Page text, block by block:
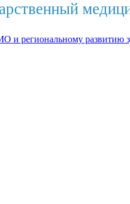
и региональному развитию